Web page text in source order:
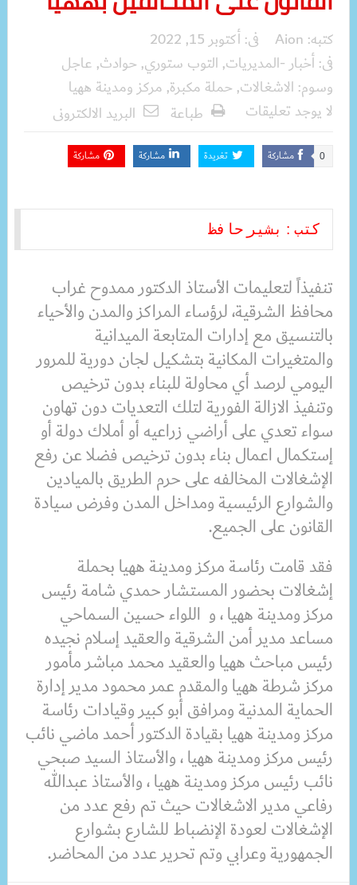
كتبه: Aion فى:أكتوبر 15, 2022
فى:أخبار -المديريات, التوب ستوري, حوادث, عاجل
وسوم: الاشغالات, حملة مكبرة, مركز ومدينة ههيا
لا يوجد تعليقات
طباعة البريد الالكترونى
مشاركة 0 تغريدة مشاركة مشاركة
كتب : بشير حافظ
تنفيذاً لتعليمات الأستاذ الدكتور ممدوح غراب
محافظ الشرقية، لرؤساء المراكز والمدن والأحياء
بالتنسيق مع إدارات المتابعة الميدانية
والمتغيرات المكانية بتشكيل لجان دورية للمرور
اليومي لرصد أي محاولة للبناء بدون ترخيص
وتنفيذ الازالة الفورية لتلك التعديات دون تهاون
سواء تعدي على أراضي زراعيه أو أملاك دولة أو
إستكمال اعمال بناء بدون ترخيص فضلا عن رفع
الإشغالات المخالفه على حرم الطريق بالميادين
والشوارع الرئيسية ومداخل المدن وفرض سيادة
القانون على الجميع.
فقد قامت رئاسة مركز ومدينة ههيا بحملة
إشغالات بحضور المستشار حمدي شامة رئيس
مركز ومدينة ههيا ، و اللواء حسين السماحي
مساعد مدير أمن الشرقية والعقيد إسلام نجيده
رئيس مباحث ههيا والعقيد محمد مباشر مأمور
مركز شرطة ههيا والمقدم عمر محمود مدير إدارة
الحماية المدنية ومرافق أبو كبير وقيادات رئاسة
مركز ومدينة ههيا بقيادة الدكتور أحمد ماضي نائب
رئيس مركز ومدينة ههيا ، والأستاذ السيد صبحي
نائب رئيس مركز ومدينة ههيا ، والأستاذ عبدالله
رفاعي مدير الاشغالات حيث تم رفع عدد من
الإشغالات لعودة الإنضباط للشارع بشوارع
الجمهورية وعرابي وتم تحرير عدد من المحاضر.